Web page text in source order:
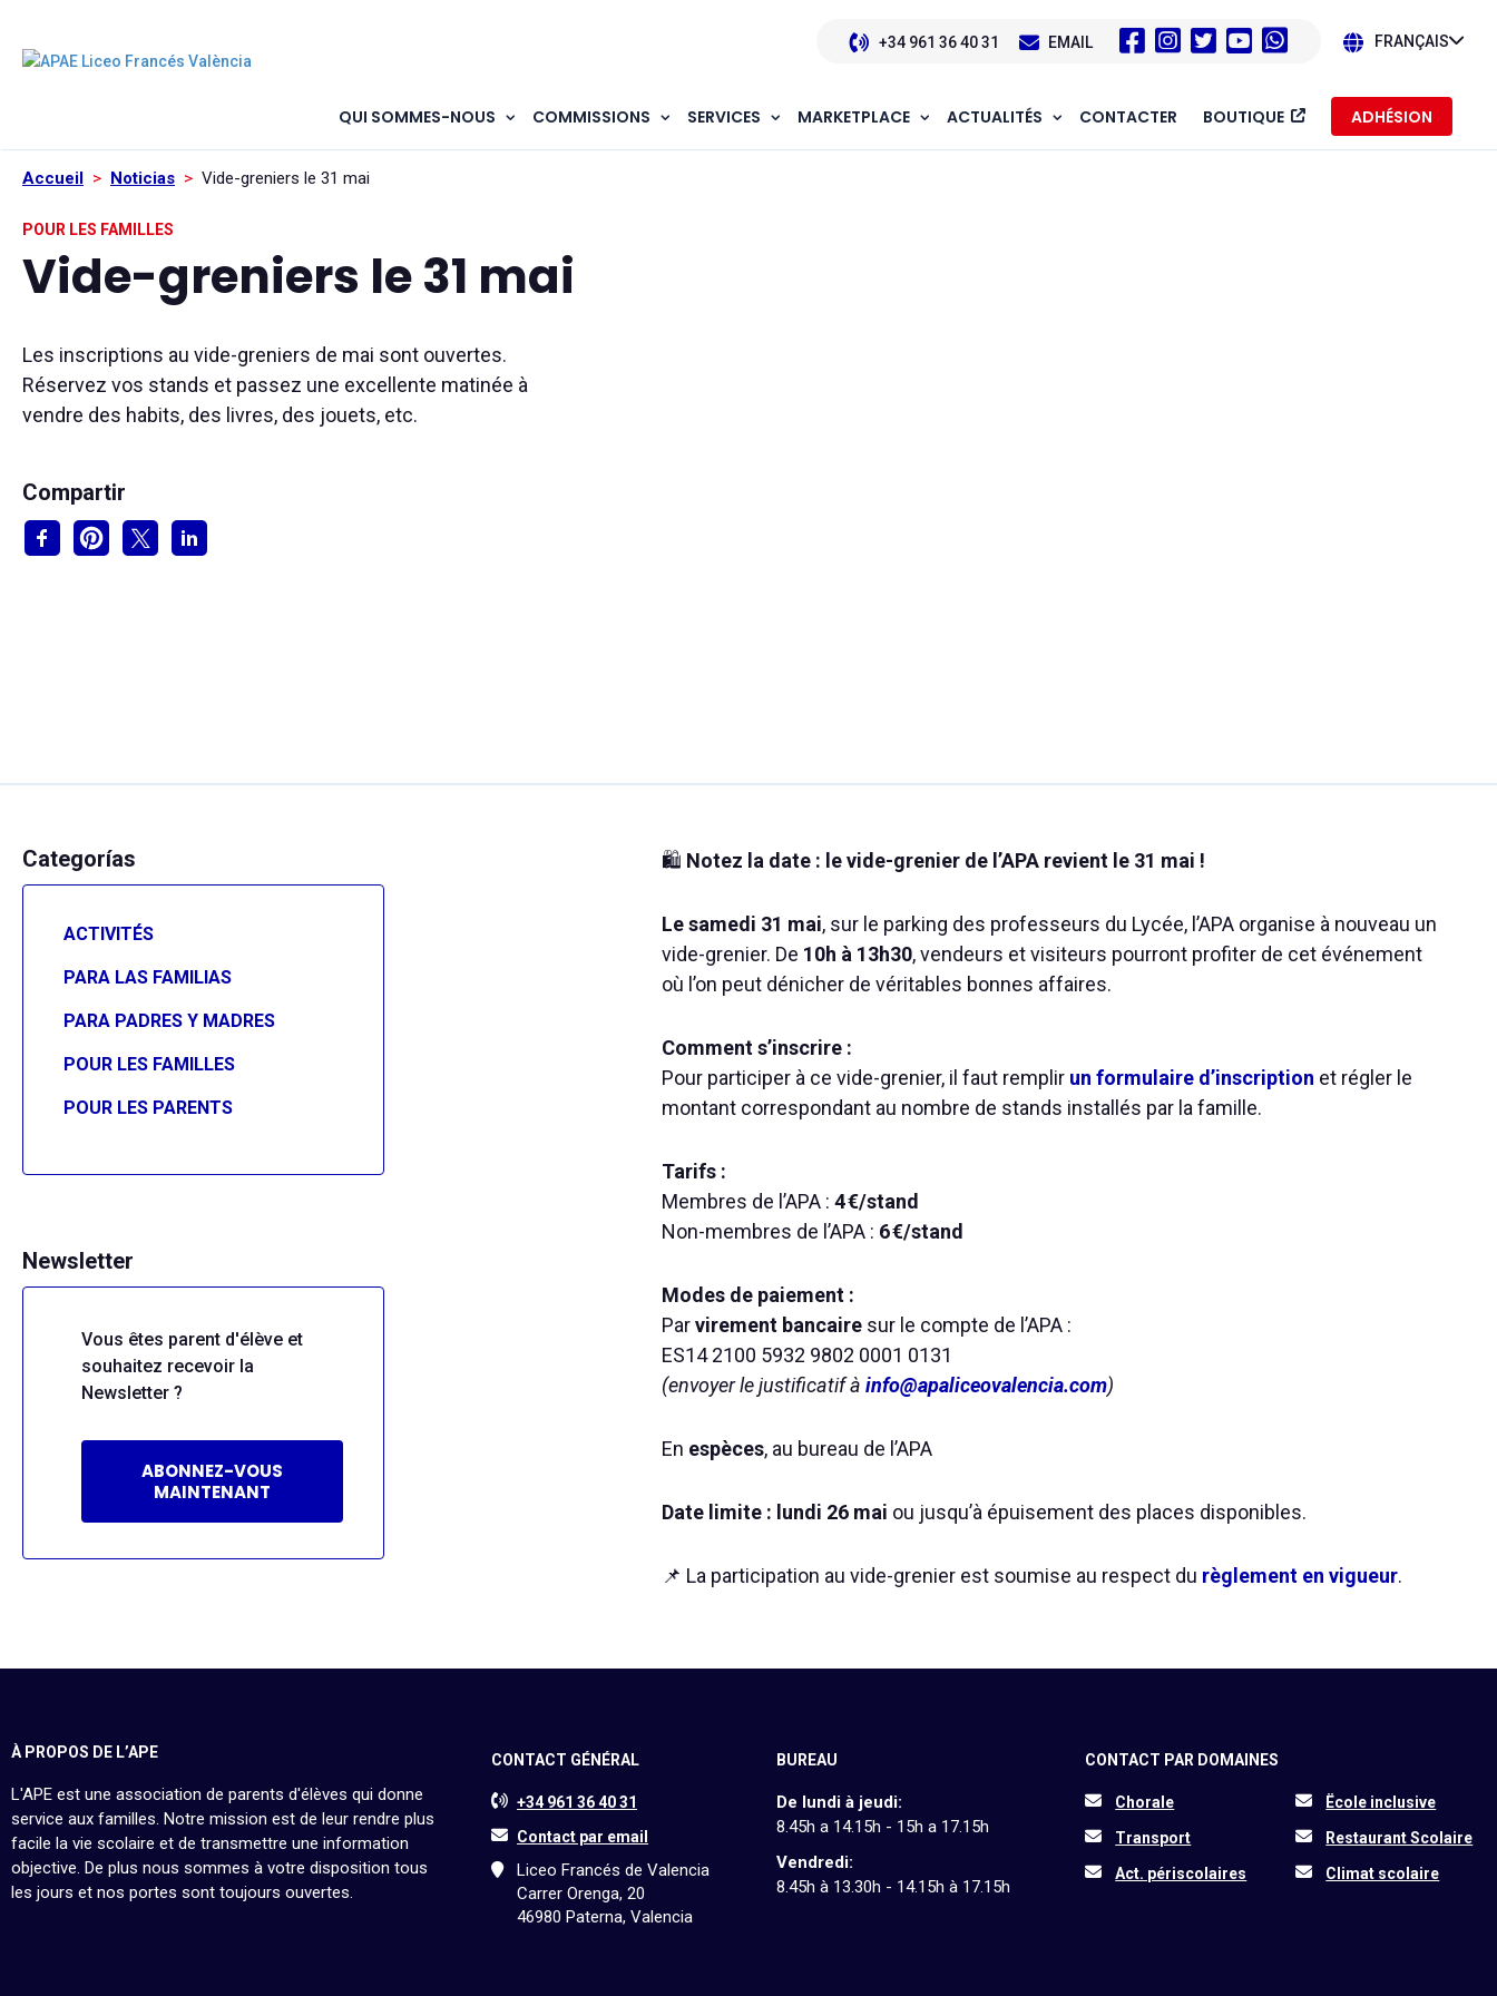
+34 961 36 40 31 EMAIL FRANÇAIS
QUI SOMMES-NOUS COMMISSIONS SERVICES MARKETPLACE ACTUALITÉS CONTACTER BOUTIQUE ADHÉSION
Accueil > Noticias > Vide-greniers le 31 mai
POUR LES FAMILLES
Vide-greniers le 31 mai
Les inscriptions au vide-greniers de mai sont ouvertes.
Réservez vos stands et passez une excellente matinée à
vendre des habits, des livres, des jouets, etc.
Compartir
Categorías
ACTIVITÉS
PARA LAS FAMILIAS
PARA PADRES Y MADRES
POUR LES FAMILLES
POUR LES PARENTS
Newsletter
Vous êtes parent d'élève et
souhaitez recevoir la
Newsletter ?
ABONNEZ-VOUS
MAINTENANT
🛍️ Notez la date : le vide-grenier de l’APA revient le 31 mai !
Le samedi 31 mai, sur le parking des professeurs du Lycée, l’APA organise à nouveau un
vide-grenier. De 10h à 13h30, vendeurs et visiteurs pourront profiter de cet événement
où l’on peut dénicher de véritables bonnes affaires.
Comment s’inscrire :
Pour participer à ce vide-grenier, il faut remplir un formulaire d’inscription et régler le
montant correspondant au nombre de stands installés par la famille.
Tarifs :
Membres de l’APA : 4 €/stand
Non-membres de l’APA : 6 €/stand
Modes de paiement :
Parvirement bancairesur le compte de l’APA :
ES14 2100 5932 9802 0001 0131
(envoyer le justificatif à info@apaliceovalencia.com)
En espèces, au bureau de l’APA
Date limite : lundi 26 mai ou jusqu’à épuisement des places disponibles.
📌 La participation au vide-grenier est soumise au respect du règlement en vigueur.
À PROPOS DE L’APE
L'APE est une association de parents d'élèves qui donne
service aux familles. Notre mission est de leur rendre plus
facile la vie scolaire et de transmettre une information
objective. De plus nous sommes à votre disposition tous
les jours et nos portes sont toujours ouvertes.
CONTACT GÉNÉRAL
+34 961 36 40 31
Contact par email
Liceo Francés de Valencia
Carrer Orenga, 20
46980 Paterna, Valencia
BUREAU
De lundi à jeudi:
8.45h a 14.15h - 15h a 17.15h
Vendredi:
8.45h à 13.30h - 14.15h à 17.15h
CONTACT PAR DOMAINES
Chorale
Ëcole inclusive
Transport
Restaurant Scolaire
Act. périscolaires
Climat scolaire